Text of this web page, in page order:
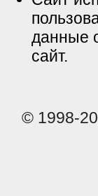
данные
сайт.
© 1998-